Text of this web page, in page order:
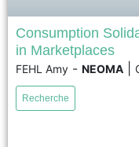
Following the
cafés in the city's
spaces for rebuilding
seven-year
Consumption
in Marketplaces
FEHL Amy - NEOMA
Recherche